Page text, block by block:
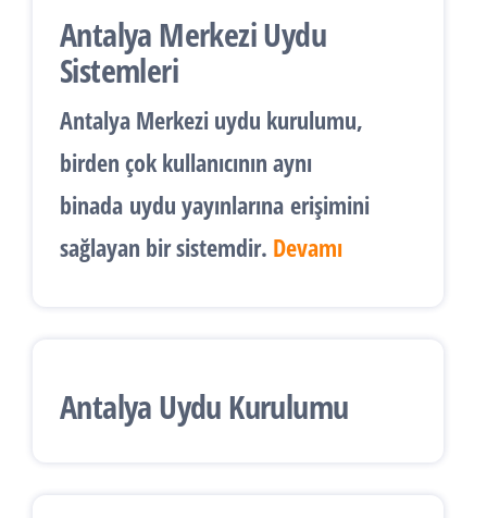
Antalya Merkezi Uydu
Sistemleri
Antalya Merkezi uydu kurulumu,
birden çok kullanıcının aynı
binada uydu yayınlarına erişimini
sağlayan bir sistemdir. Devamı
Antalya Uydu Kurulumu